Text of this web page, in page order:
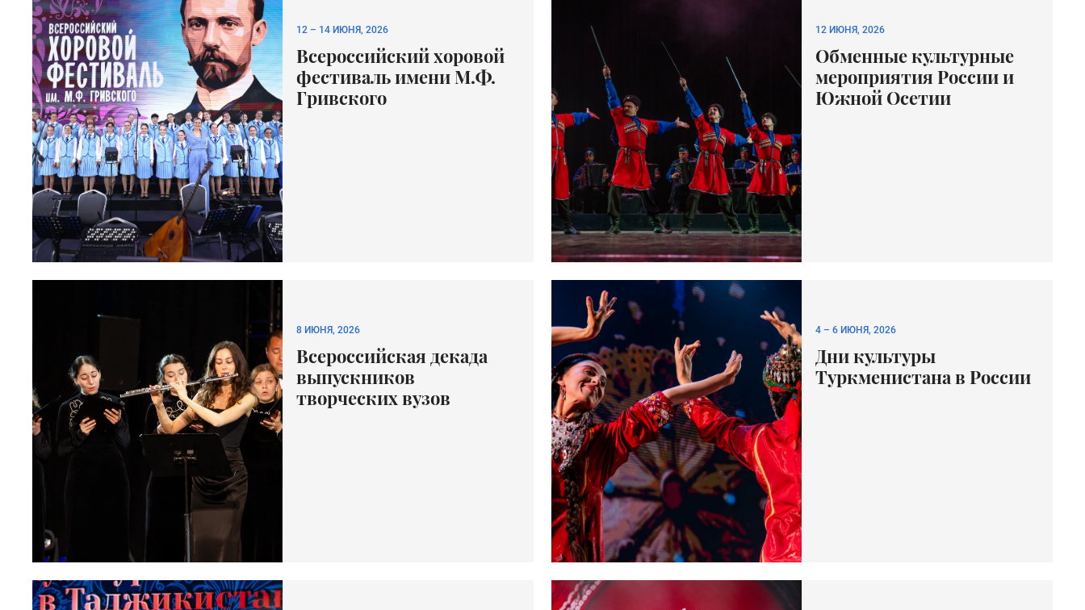
12 – 14 ИЮНЯ, 2026
Всероссийский хоровой
фестиваль имени М.Ф.
Гривского
12 ИЮНЯ, 2026
Обменные культурные
мероприятия России и
Южной Осетии
8 ИЮНЯ, 2026
Всероссийская декада
выпускников
творческих вузов
4– 6 ИЮНЯ, 2026
Дни культуры
Туркменистана в России